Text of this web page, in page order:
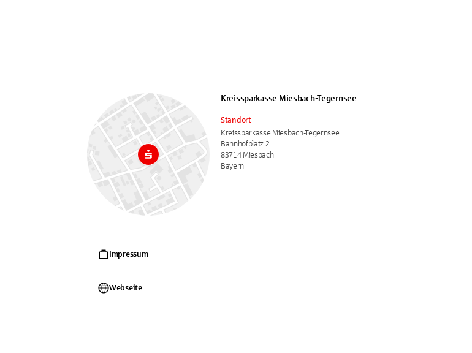
Kreissparkasse Miesbach-Tegernsee
Standort
Kreissparkasse Miesbach-Tegernsee
Bahnhofplatz 2
83714 Miesbach
Bayern
Impressum
Webseite